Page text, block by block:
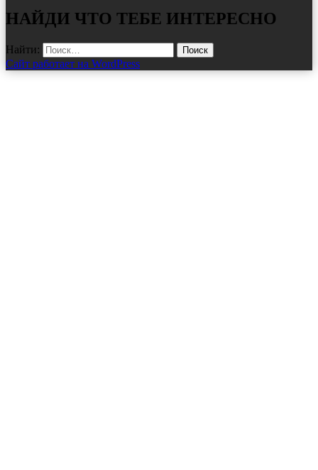
НАЙДИ ЧТО ТЕБЕ ИНТЕРЕСНО
Найти:
Сайт работает на WordPress